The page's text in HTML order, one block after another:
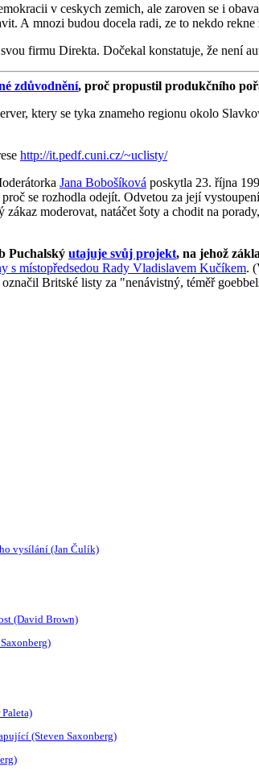
v ceskych zemich, ale zaroven se i
A mnozi budou docela radi, ze to nekdo rekne
firmu Direkta. Dočekal konstatuje, že není
zdůvodnění, proč propustil produkčního
ktery se tyka znameho regionu okolo
http://it.pedf.cuni.cz/~uclisty/
Jana Bobošíková poskytla 23. října
se rozhodla odejít. Odvetou za její
moderovat, natáčet šoty a chodit na
Puchalský utajuje svůj projekt, na jehož
s místopředsedou Rady Vladislavem Kučíkem.
Britské listy za "nenávistný, téměř
vysílání (Jan Čulík)
(David Brown)
(Steven Saxonberg)